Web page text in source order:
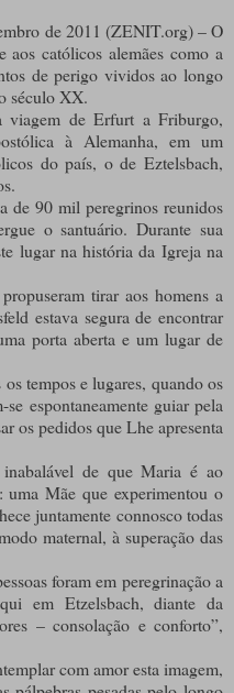
de 2011 (ZENIT.org) – O
católicos alemães como a
de perigo vividos ao longo
século XX.
viagem de Erfurt a Friburgo,
à Alemanha, em um
do país, o de Eztelsbach,
de 90 mil peregrinos reunidos
o santuário. Durante sua
lugar na história da Igreja na
tirar aos homens a
estava segura de encontrar
porta aberta e um lugar de
tempos e lugares, quando os
espontaneamente guiar pela
os pedidos que Lhe apresenta
de que Maria é ao
uma Mãe que experimentou o
juntamente connosco todas
maternal, à superação das
foram em peregrinação a
em Etzelsbach, diante da
– consolação e conforto”,
com amor esta imagem,